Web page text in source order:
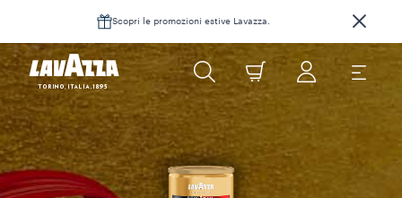
Scopri le promozioni estive Lavazza.